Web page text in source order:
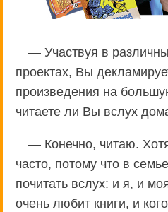
— Участвуя в
проектах, Вы
произведения на
читаете ли Вы вслух
— Конечно, читаю.
часто, потому что в
почитать вслух: и я, и
очень любит книги, и